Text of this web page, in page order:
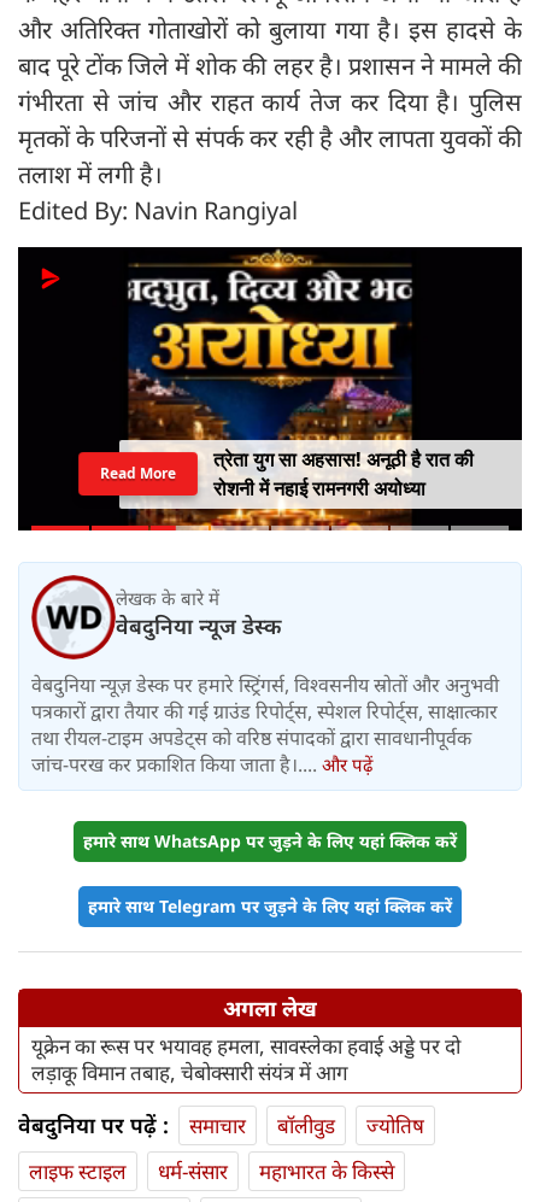
और अतिरिक्त गोताखोरों को बुलाया गया है। इस हादसे के
बाद पूरे टोंक जिले में शोक की लहर है। प्रशासन ने मामले की
गंभीरता से जांच और राहत कार्य तेज कर दिया है। पुलिस
मृतकों के परिजनों से संपर्क कर रही है और लापता युवकों की
तलाश में लगी है।
Edited By: Navin Rangiyal
त्रेता युग सा अहसास! अनूठी है रात की
रोशनी में नहाई रामनगरी अयोध्या
Read More
लेखक के बारे में
वेबदुनिया न्यूज डेस्क
वेबदुनिया न्यूज़ डेस्क पर हमारे स्ट्रिंगर्स, विश्वसनीय स्रोतों और अनुभवी
पत्रकारों द्वारा तैयार की गई ग्राउंड रिपोर्ट्स, स्पेशल रिपोर्ट्स, साक्षात्कार
तथा रीयल-टाइम अपडेट्स को वरिष्ठ संपादकों द्वारा सावधानीपूर्वक
जांच-परख कर प्रकाशित किया जाता है।.... और पढ़ें
हमारे साथ WhatsApp पर जुड़ने के लिए यहां क्लिक करें
हमारे साथ Telegram पर जुड़ने के लिए यहां क्लिक करें
अगला लेख
यूक्रेन का रूस पर भयावह हमला, सावस्लेका हवाई अड्डे पर दो
लड़ाकू विमान तबाह, चेबोक्सारी संयंत्र में आग
वेबदुनिया पर पढ़ें : समाचार बॉलीवुड
ज्योतिष
लाइफ स्‍टाइल
धर्म-संसार
महाभारत के किस्से